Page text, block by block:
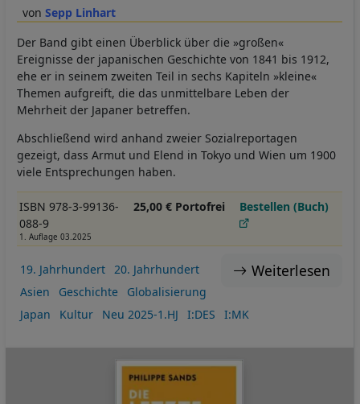
Sepp Linhart
Der Band gibt einen Überblick über die »großen«
Ereignisse der japanischen Geschichte von 1841 bis 1912,
ehe er in seinem zweiten Teil in sechs Kapiteln »kleine«
Themen aufgreift, die das unmittelbare Leben der
Mehrheit der Japaner betreffen.
Abschließend wird anhand zweier Sozialreportagen
gezeigt, dass Armut und Elend in Tokyo und Wien um 1900
viele Entsprechungen haben.
ISBN 978-3-99136-
088-9
1. Auflage 03.2025
25,00 € Portofrei Bestellen (Buch)
Weiterlesen
19. Jahrhundert
20. Jahrhundert
Asien
Geschichte
Globalisierung
Japan
Kultur Neu 2025-1.HJ I:DES I:MK